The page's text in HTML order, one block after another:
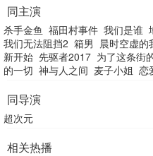
同主演
杀手金鱼 福田村事件 我们是谁
我们无法阻挡2 箱男 晨时空虚的
新开始 先驱者2017 为了这条街
的一切 神与人之间 麦子小姐 恋
同导演
超次元
相关热播